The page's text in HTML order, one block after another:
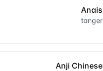
Anais
tanger
Anji Chinese